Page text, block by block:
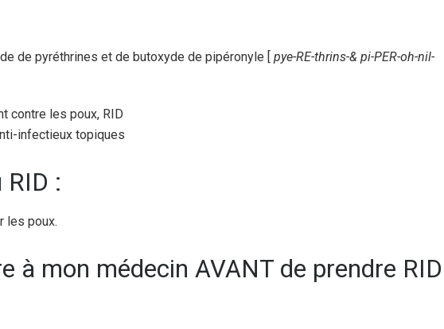
de pyréthrines et de butoxyde de pipéronyle [ pye-RE-thrins-& pi-PER-oh-nil-
contre les poux, RID
infectieux topiques
:
les poux.
à mon médecin AVANT de prendre RID